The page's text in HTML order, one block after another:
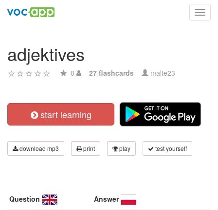
adjektives
0 27 flashcards malte23
start learning
download mp3 print play test yourself
Question Answer